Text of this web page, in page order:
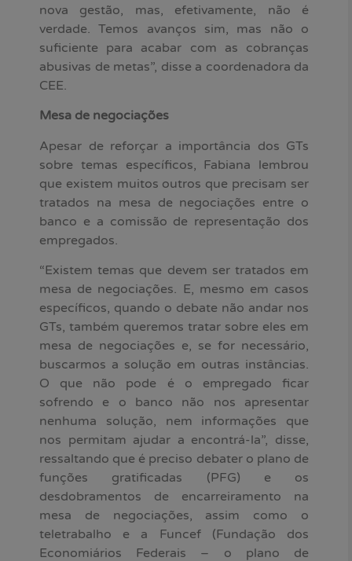
nova gestão, mas, efetivamente, não é
verdade. Temos avanços sim, mas não o
suficiente para acabar com as cobranças
abusivas de metas”, disse a coordenadora da
CEE.
Mesa de negociações
Apesar de reforçar a importância dos GTs
sobre temas específicos, Fabiana lembrou
que existem muitos outros que precisam ser
tratados na mesa de negociações entre o
banco e a comissão de representação dos
empregados.
“Existem temas que devem ser tratados em
mesa de negociações. E, mesmo em casos
específicos, quando o debate não andar nos
GTs, também queremos tratar sobre eles em
mesa de negociações e, se for necessário,
buscarmos a solução em outras instâncias.
O que não pode é o empregado ficar
sofrendo e o banco não nos apresentar
nenhuma solução, nem informações que
nos permitam ajudar a encontrá-la”, disse,
ressaltando que é preciso debater o plano de
funções gratificadas (PFG) e os
desdobramentos de encarreiramento na
mesa de negociações, assim como o
teletrabalho e a Funcef (Fundação dos
Economiários Federais – o plano de